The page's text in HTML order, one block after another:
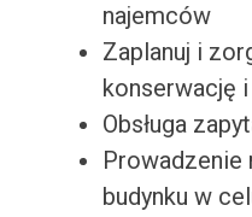
najemców
Zaplanuj i
konserwację
Obsługa
Prowadzenie
budynku w